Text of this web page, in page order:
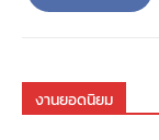
งานยอดนิยม